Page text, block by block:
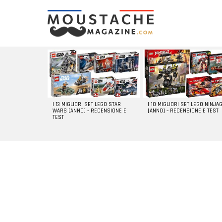
LATEST
STORIES
I 13 MIGLIORI SET LEGO STAR
WARS [ANNO] – RECENSIONE E
TEST
I 10 MIGLIORI SET LEGO
[ANNO] – RECENSIONE E TEST